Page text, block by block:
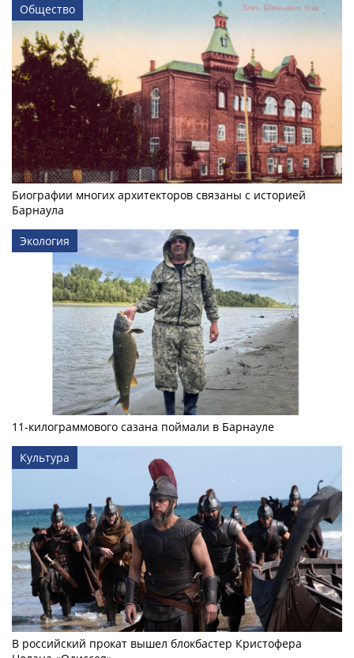
Общество
Биографии многих архитекторов связаны с историей
Барнаула
Экология
11-килограммового сазана поймали в Барнауле
Культура
В российский прокат вышел блокбастер Кристофера